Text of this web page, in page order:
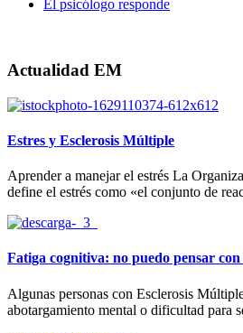
El psicólogo responde
Actualidad EM
Estres y Esclerosis Múltiple
Aprender a manejar el estrés La
define el estrés como «el conjunto de
Fatiga cognitiva: no puedo pensar
Algunas personas con Esclerosis
abotargamiento mental o dificultad para